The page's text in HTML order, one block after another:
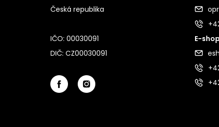
Česká republika
IČO: 00030091
DIČ: CZ00030091
E-